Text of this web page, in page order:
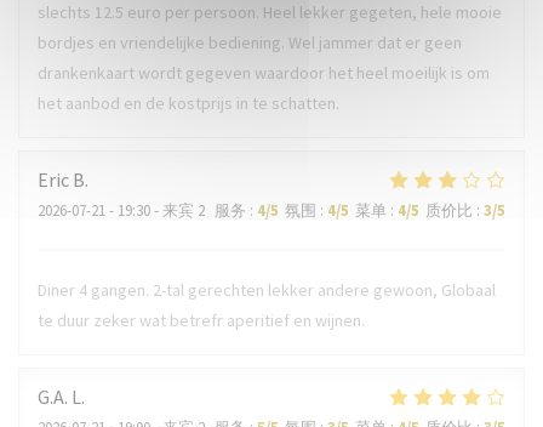
slechts 12.5 euro per persoon. Heel lekker gegeten, hele mooie
bordjes en vriendelijke bediening. Wel jammer dat er geen
drankenkaart wordt gegeven waardoor het heel moeilijk is om
het aanbod en de kostprijs in te schatten.
Eric B
2026-07-21- 19:30 - 来宾 2 服务 : 4/5 氛围 : 4/5 菜单 : 4/5 质价比 : 3/5
Diner 4 gangen. 2-tal gerechten lekker andere gewoon, Globaal
te duur zeker wat betrefr aperitief en wijnen.
G.A. L